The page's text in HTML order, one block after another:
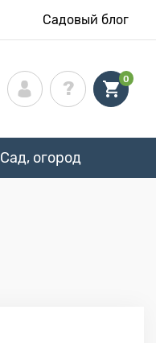
Садовый блог
0
Сад, огород